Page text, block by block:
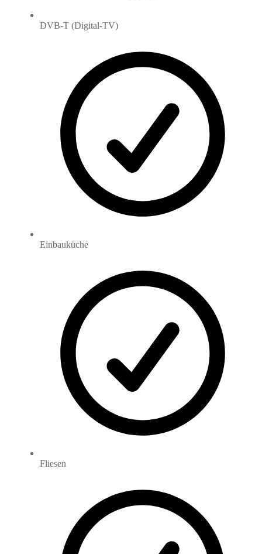
DVB-T (Digital-TV)
Einbauküche
Fliesen